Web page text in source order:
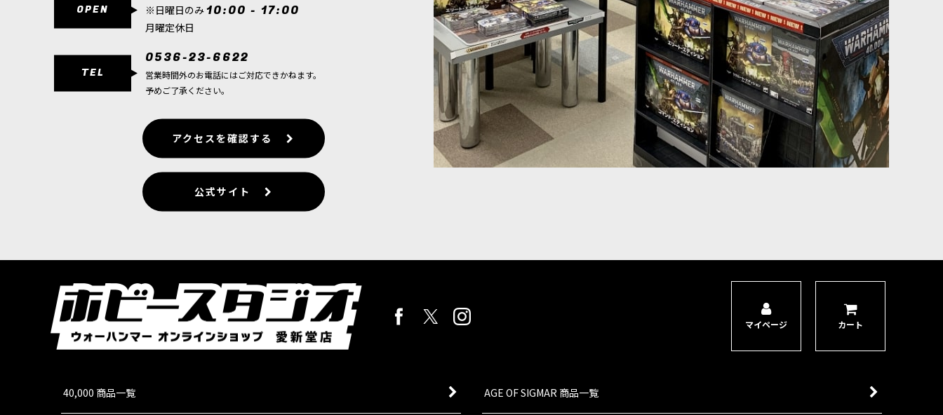
OPEN ※日曜日のみ 10:00 - 17:00
月曜定休日
TEL
0536-23-6622
営業時間外のお電話にはご対応できかねます。
予めご了承ください。
アクセスを確認する
公式サイト
マイページ カート
40,000 商品一覧 AGE OF SIGMAR 商品一覧